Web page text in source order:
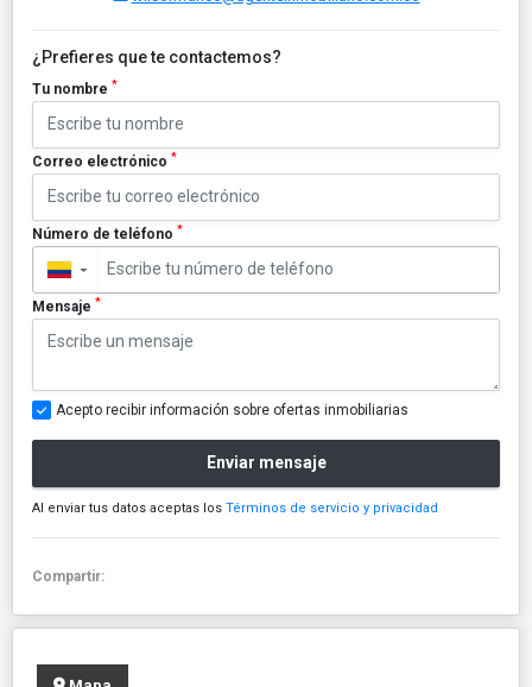
¿Prefieres que te contactemos?
Tu nombre *
Correo electrónico *
Número de teléfono *
▼
Mensaje *
Acepto recibir información sobre ofertas inmobiliarias
Enviar mensaje
Al enviar tus datos aceptas los Términos de servicio y privacidad
Compartir: